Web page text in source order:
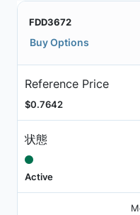
FDD3672
Buy Options
Reference Price
$0.7642
状態
Active